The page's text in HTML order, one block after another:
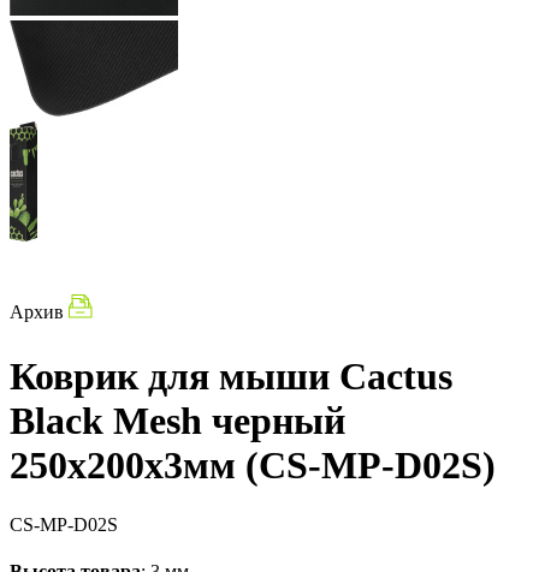
Архив
Коврик для мыши Cactus
Black Mesh черный
250x200x3мм (CS-MP-D02S)
CS-MP-D02S